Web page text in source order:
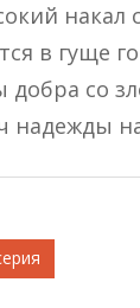
в гуще
добра со
надежды